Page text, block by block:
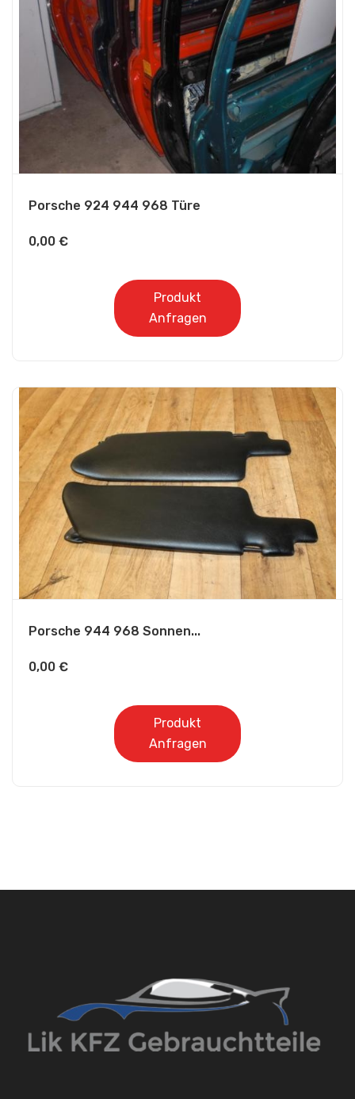
Porsche 924 944 968 Türe
0,00 €
Produkt
Anfragen
Porsche 944 968 Sonnen...
0,00 €
Produkt
Anfragen